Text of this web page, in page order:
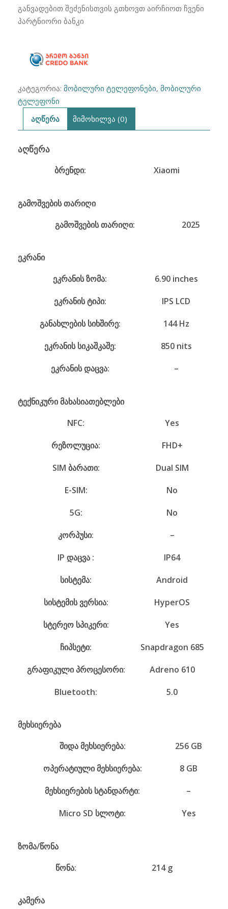
M7
NFC
განვადებით შეძენისთვის გთხოვთ აირჩიოთ ჩვენი
პარტნიორი ბანკი
კატეგორია: მობილური ტელეფონები, მობილური
ტელეფონი
აღწერა
მიმოხილვა (0)
ᲐᲦᲬᲔᲠᲐ
ბრენდი: Xiaomi
გამოშვების თარიღი
გამოშვების თარიღი:
2025
ეკრანი
ეკრანის ზომა:
6.90 inches
ეკრანის ტიპი:
IPS LCD
განახლების სიხშირე:
144 Hz
ეკრანის სიკაშკაშე:
850 nits
ეკრანის დაცვა:
–
ტექნიკური მახასიათებლები
NFC:
Yes
რეზოლუცია:
FHD+
SIM ბარათი:
Dual SIM
E-SIM:
No
5G:
No
კორპუსი:
–
IP დაცვა :
IP64
სისტემა:
Android
სისტემის ვერსია:
HyperOS
სტერეო სპიკერი:
Yes
ჩიპსეტი:
Snapdragon 685
გრაფიკული პროცესორი:
Adreno 610
Bluetooth:
5.0
მეხსიერება
შიდა მეხსიერება:
256 GB
ოპერატიული მეხსიერება:
8 GB
მეხსიერების სტანდარტი:
–
Micro SD სლოტი:
Yes
ზომა/წონა
წონა:
214 g
კამერა